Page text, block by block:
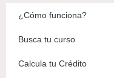
¿Cómo funciona?
Busca tu curso
Calcula tu Crédito